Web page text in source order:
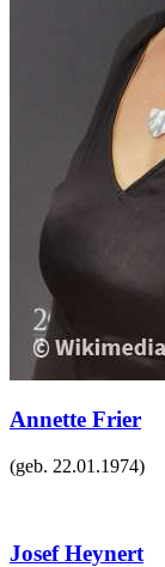
Annette Frier
(geb. 22.01.1974)
Josef Heynert